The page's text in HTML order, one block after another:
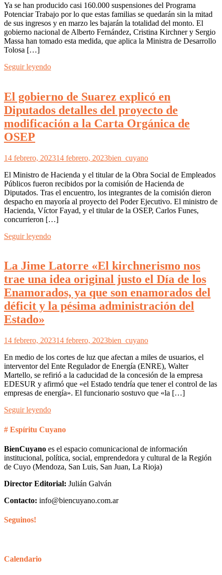
Ya se han producido casi 160.000 suspensiones del Programa
Potenciar Trabajo por lo que estas familias se quedarán sin la mitad
de sus ingresos y en marzo les bajarán la totalidad del monto. El
gobierno nacional de Alberto Fernández, Cristina Kirchner y Sergio
Massa han tomado esta medida, que aplica la Ministra de Desarrollo
Tolosa […]
Seguir leyendo
El gobierno de Suarez explicó en
Diputados detalles del proyecto de
modificación a la Carta Orgánica de
OSEP
14 febrero, 202314 febrero, 2023bien_cuyano
El Ministro de Hacienda y el titular de la Obra Social de Empleados
Públicos fueron recibidos por la comisión de Hacienda de
Diputados. Tras el encuentro, los integrantes de la comisión dieron
despacho en mayoría al proyecto del Poder Ejecutivo. El ministro de
Hacienda, Víctor Fayad, y el titular de la OSEP, Carlos Funes,
concurrieron […]
Seguir leyendo
La Jime Latorre «El kirchnerismo nos
trae una idea original justo el Día de los
Enamorados, ya que son enamorados del
déficit y la pésima administración del
Estado»
14 febrero, 202314 febrero, 2023bien_cuyano
En medio de los cortes de luz que afectan a miles de usuarios, el
interventor del Ente Regulador de Energía (ENRE), Walter
Martello, se refirió a la caducidad de la concesión de la empresa
EDESUR y afirmó que «el Estado tendría que tener el control de las
empresas de energía». El funcionario sostuvo que «la […]
Seguir leyendo
# Espíritu Cuyano
BienCuyano es el espacio comunicacional de información
institucional, política, social, emprendedora y cultural de la Región
de Cuyo (Mendoza, San Luis, San Juan, La Rioja)
Director Editorial: Julián Galván
Contacto: info@biencuyano.com.ar
Seguinos!
Calendario